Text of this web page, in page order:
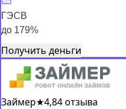
ГЭСВ
до 179%
Получить деньги
Займер★4,84 отзыва